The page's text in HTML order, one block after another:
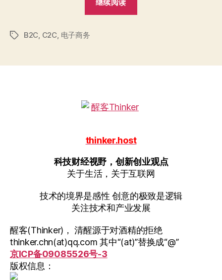
继续阅读
标
B2C, C2C, 电子商务
thinker.host
科技财经视野，创新创业观点
关于生活，关于互联网
技术的境界是感性 创意的极致是逻辑
关注技术和产业发展
醒客(Thinker)， 清醒源于对酒精的拒绝
thinker.chn(at)qq.com 其中“(at)”替换成“@”
京ICP备09085526号-3
版权信息：